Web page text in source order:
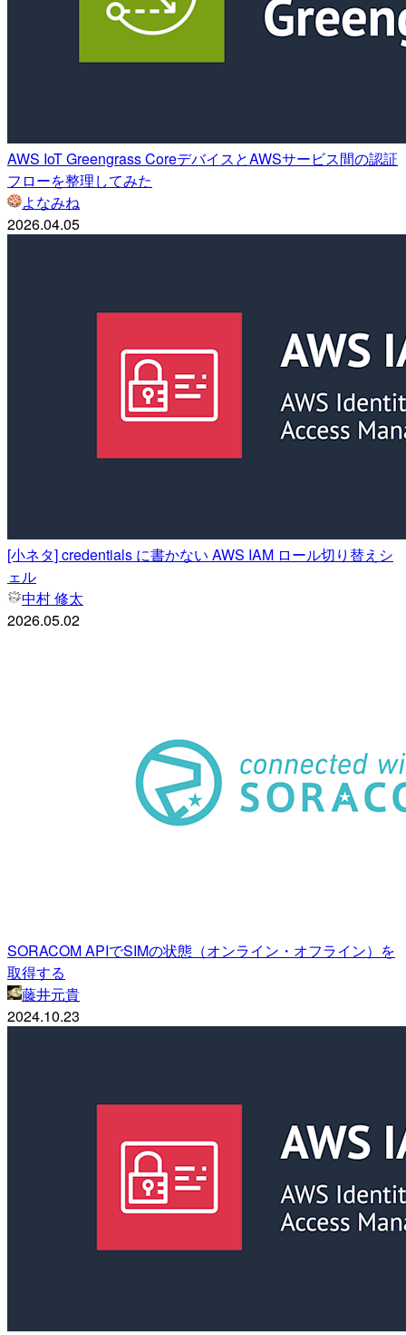
AWS IoT Greengrass CoreデバイスとAWSサービス間の認証
フローを整理してみた
よなみね
2026.04.05
[小ネタ] credentials に書かない AWS IAM ロール切り替えシ
ェル
中村 修太
2026.05.02
SORACOM APIでSIMの状態（オンライン・オフライン）を
取得する
藤井元貴
2024.10.23